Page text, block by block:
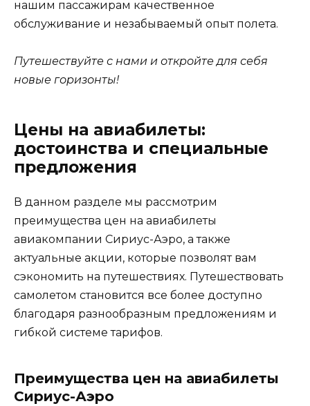
нашим пассажирам качественное
обслуживание и незабываемый опыт полета.
Путешествуйте с нами и откройте для себя
новые горизонты!
Цены на авиабилеты:
достоинства и специальные
предложения
В данном разделе мы рассмотрим
преимущества цен на авиабилеты
авиакомпании Сириус-Аэро, а также
актуальные акции, которые позволят вам
сэкономить на путешествиях. Путешествовать
самолетом становится все более доступно
благодаря разнообразным предложениям и
гибкой системе тарифов.
Преимущества цен на авиабилеты
Сириус-Аэро